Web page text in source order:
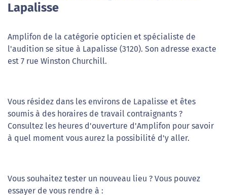
Lapalisse
Amplifon de la catégorie opticien et spécialiste de
l'audition se situe à Lapalisse (3120). Son adresse exacte
est 7 rue Winston Churchill.
Vous résidez dans les environs de Lapalisse et êtes
soumis à des horaires de travail contraignants ?
Consultez les heures d'ouverture d'Amplifon pour savoir
à quel moment vous aurez la possibilité d'y aller.
Vous souhaitez tester un nouveau lieu ? Vous pouvez
essayer de vous rendre à :